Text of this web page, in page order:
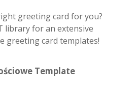
greeting card for you?
library for an extensive
greeting card templates!
Template